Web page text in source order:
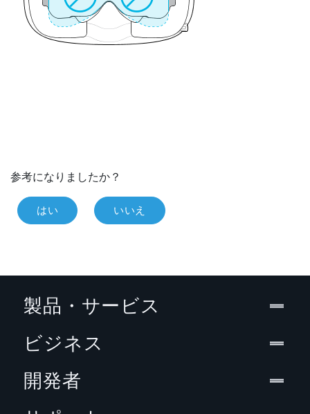
参考になりましたか？
はい いいえ
製品・サービス
ビジネス
開発者